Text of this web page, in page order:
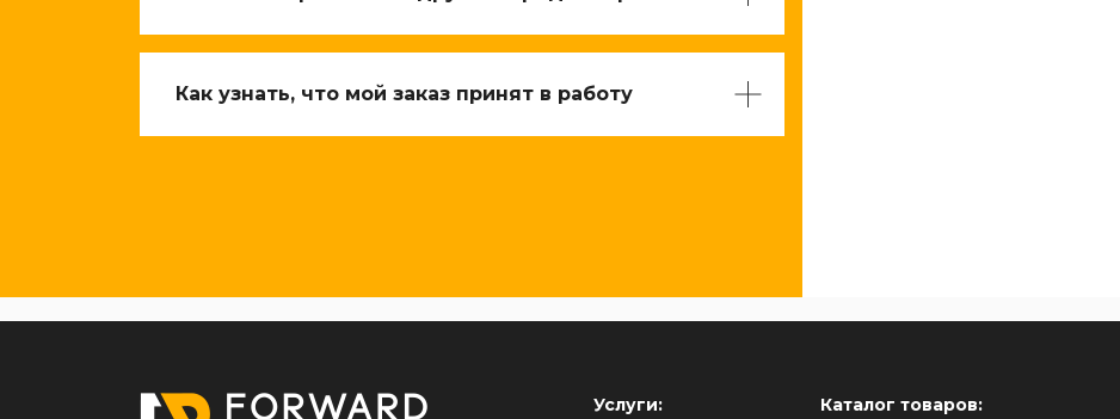
Как узнать, что мой заказ принят в работу
Услуги:
Каталог товаров: